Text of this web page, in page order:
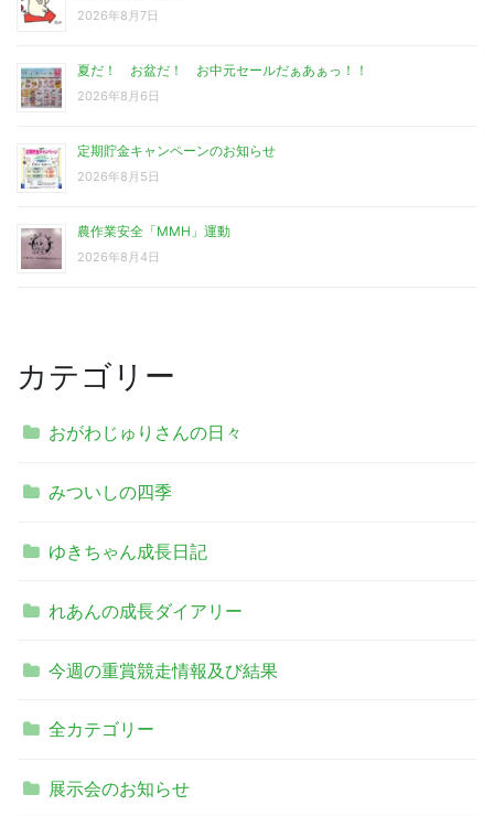
2026年8月7日
夏だ！ お盆だ！ お中元セールだぁあぁっ！！
2026年8月6日
定期貯金キャンペーンのお知らせ
2026年8月5日
農作業安全「MMH」運動
2026年8月4日
カテゴリー
おがわじゅりさんの日々
みついしの四季
ゆきちゃん成長日記
れあんの成長ダイアリー
今週の重賞競走情報及び結果
全カテゴリー
展示会のお知らせ